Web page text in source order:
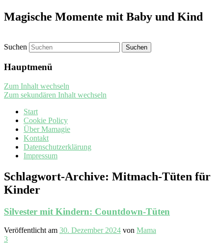
Magische Momente mit Baby und Kind
Suchen
Hauptmenü
Zum Inhalt wechseln
Zum sekundären Inhalt wechseln
Start
Cookie Policy
Über Mamagie
Kontakt
Datenschutzerklärung
Impressum
Schlagwort-Archive: Mitmach-Tüten für
Kinder
Silvester mit Kindern: Countdown-Tüten
Veröffentlicht am 30. Dezember 2024 von Mama
3